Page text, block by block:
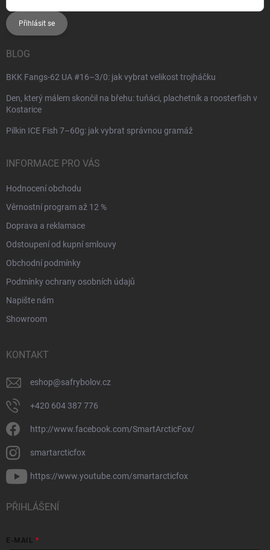
Přihlásit se
BLOG
BKK Fangs-62 UA #16–3/0: jak vybrat velikost trojháčku
Den, který málem skončil na břehu: tuňáci, plachetník a roosterfish v
Kostarice
Pilkin ICE Fish 7–60g: jak vybrat správnou gramáž
INFORMACE PRO VÁS
Hodnocení obchodu
Věrnostní program až 12 %
Doprava a reklamace
Odstoupení od kupní smlouvy
Obchodní podmínky
Podmínky ochrany osobních údajů
Napište nám
Showroom
KONTAKT
eshop@safrybolov.cz
+420 604 387 776
http://www.facebook.com/SmartArcticFox/
smartarcticfox
https://www.youtube.com/smartarcticfox
PŘIHLÁŠENÍ
E-MAIL